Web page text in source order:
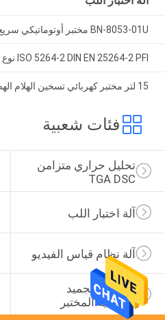
BN-8053-01U مختبر أوتوماتيكي سريع كوتين قطعة الخضروات
ISO 5264-2 DIN EN 25264-2 PFI نوع مصفاة الخضروات
15 لتر مختبر كهربائي تسخين الهلام الهضم (هلام الهلام الدوار)
فئات شعبية
تحليل حراري متزامن
TGA DSC
آلة اختبار اللب
آلة نظام قياس الفيديو
مجفف التجميد
الفراغية المختبر